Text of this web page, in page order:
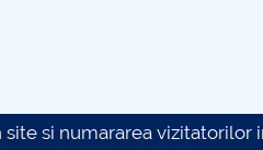
si numararea